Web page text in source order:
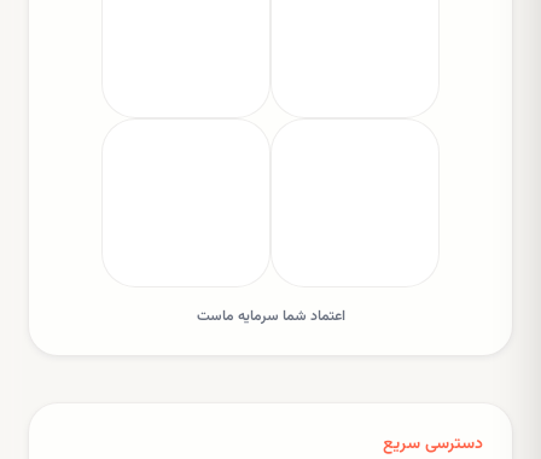
اعتماد شما سرمایه ماست
دسترسی سریع